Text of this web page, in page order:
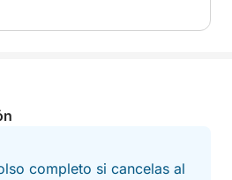
¡No recomiendo esta
completo si cancelas al